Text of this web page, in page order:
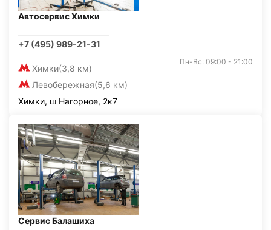
Автосервис Химки
+7 (495) 989-21-31
Химки(3,8 км)
Левобережная(5,6 км)
Пн-Вс: 09:00 - 21:00
Химки, ш Нагорное, 2к7
Сервис Балашиха